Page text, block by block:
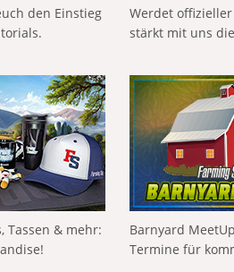
den Einstieg
Werdet
stärkt mit uns
Tassen & mehr:
Barnyard
Termine für